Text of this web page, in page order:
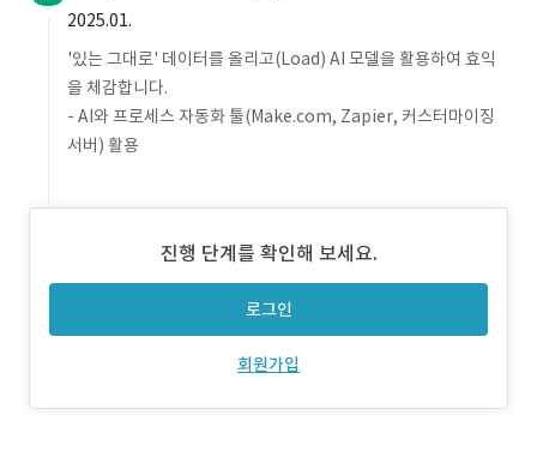
2025.01.
'있는 그대로' 데이터를 올리고(Load) AI 모델을 활용하여 효익
을 체감합니다.
- AI와 프로세스 자동화 툴(Make.com, Zapier, 커스터마이징
서버) 활용
진행 단계를 확인해 보세요.
로그인
회원가입